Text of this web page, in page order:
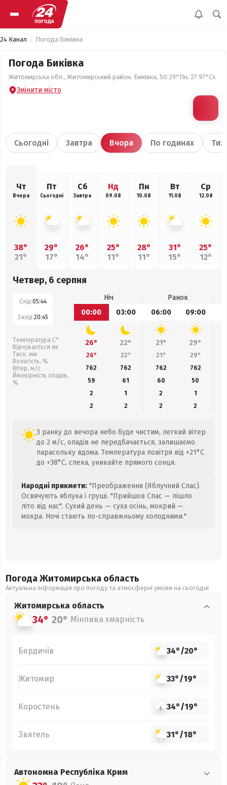
24 Канал Погода Биківка
Погода Биківка
Житомирська обл., Житомирський район, Биківка, 50.29°Пн, 27.97°Сх
Змінити місто
Сьогодні Завтра Вчора По годинах
Чт
Вчора
38°
21°
Пт
Сьогодні
29°
17°
Сб
Завтра
26°
14°
Нд
09.08
25°
11°
Пн
10.08
28°
11°
Вт
11.08
31°
15°
Ср
12.08
25°
12°
Четвер, 6 серпня
Схід:05:44
Захід:20:45
Температура С°
Відчувається як
Тиск, мм
Вологість, %
Вітер, м/с
Ймовірність опадів,
%
Ніч
Ранок
00:00
03:00 06:00 09:00
26° 22° 21° 29°
26° 22° 21° 29°
762
762 762 762
59
61 60
50
2
1 2
1
2
2 2 2
З ранку до вечора небо буде чистим, легкий вітер
до 2 м/с, опадів не передбачається, залишаємо
парасольку вдома. Температура повітря від +21°C
до +38°C, спека, уникайте прямого сонця.
Народні прикмети: "Преображення (Яблучний Спас).
Освячують яблука і груші. "Прийшов Спас — пішло
літо від нас". Сухий день — суха осінь, мокрий —
мокра. Ночі стають по-справжньому холодними."
Погода Житомирська область
Актуальна інформація про погоду та атмосферні умови на сьогодні
Житомирська область
34° 20° Мінлива хмарність
Бердичів 34°/20°
Житомир 33°/19°
Коростень 34°/19°
Звягель 31°/18°
Автономна Республіка Крим